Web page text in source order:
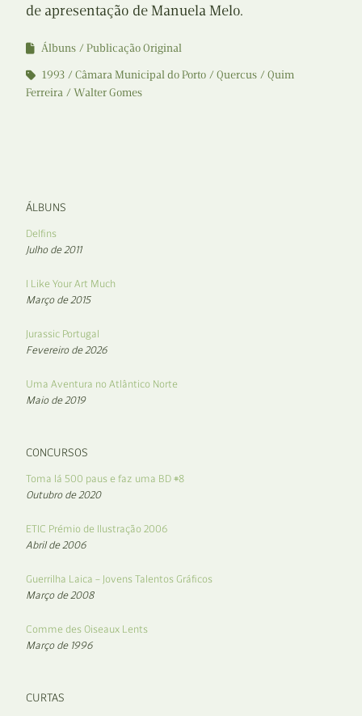
de apresentação de Manuela Melo.
Álbuns
Publicação Original
1993
Câmara Municipal do Porto Quercus
Quim
Ferreira
Walter Gomes
ÁLBUNS
Delfins
Julho de 2011
I Like Your Art Much
Março de 2015
Jurassic Portugal
Fevereiro de 2026
Uma Aventura no Atlântico Norte
Maio de 2019
CONCURSOS
Toma lá 500 paus e faz uma BD #8
Outubro de 2020
ETIC Prémio de Ilustração 2006
Abril de 2006
Guerrilha Laica – Jovens Talentos Gráficos
Março de 2008
Comme des Oiseaux Lents
Março de 1996
CURTAS